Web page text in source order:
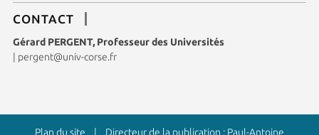
CONTACT
Gérard PERGENT, Professeur des Universités
| pergent@univ-corse.fr
Plan du site | Directeur de la publication : Paul-Antoine